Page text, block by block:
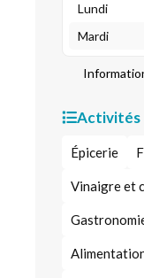
Lundi
Mardi
Activités
Épicerie
Vinaigre et